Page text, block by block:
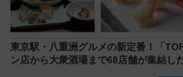
東京駅・八重洲グルメの新定番！「
ン店から大衆酒場まで68店舗が集結し